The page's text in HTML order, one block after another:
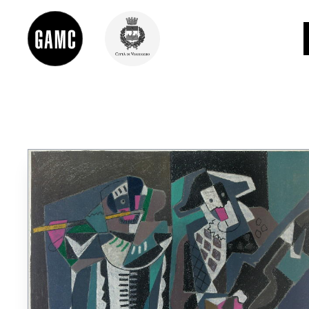
DIDATTICA
SHOP
LE COLLEZIONI
GLI AUTORI
LORENZO VIANI
MOSTRE
EVENTI
PALAZZO DELLE MUSE